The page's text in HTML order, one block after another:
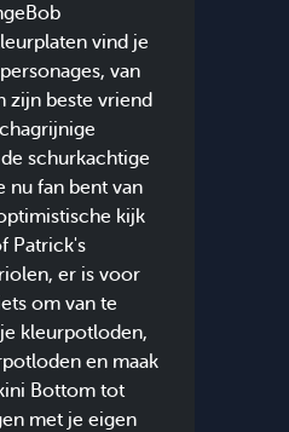
vind je
van
zijn beste vriend
schurkachtige
nu fan bent van
kijk
Patrick's
er is voor
om van te
kleurpotloden,
en maak
Bottom tot
met je eigen